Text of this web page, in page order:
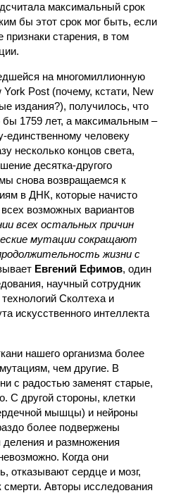
максимальный срок
бы этот срок мог быть, если
признаки старения, в том
на многомиллионную
Post (почему, кстати, New
издания?), получилось, что
1759 лет, а максимальным –
единственному человеку
несколько концов света,
десятка-другого
снова возвращаемся к
в ДНК, которые начисто
возможных вариантов
всех остальных причин
мутации сокращают
жизни с
Евгений Ефимов, один
научный сотрудник
Сколтеха и
искусственного интеллекта
нашего организма более
чем другие. В
с радостью заменят старые,
С другой стороны, клетки
мышцы) и нейроны
более подвержены
и размножения
Когда они
отказывают сердце и мозг,
смерти. Авторы исследования